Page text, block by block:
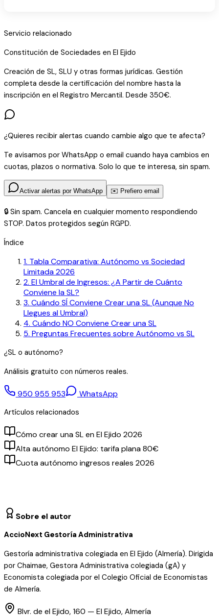
Servicio relacionado
Constitución de Sociedades en El Ejido
Creación de SL, SLU y otras formas jurídicas. Gestión
completa desde la certificación del nombre hasta la
inscripción en el Registro Mercantil. Desde 350€.
¿Quieres recibir alertas cuando cambie algo que te afecta?
Te avisamos por WhatsApp o email cuando haya cambios en
cuotas, plazos o normativa. Solo lo que te interesa, sin spam.
Activar alertas por WhatsApp ✉️ Prefiero email
🔒 Sin spam. Cancela en cualquier momento respondiendo
STOP. Datos protegidos según RGPD.
Índice
1. Tabla Comparativa: Autónomo vs Sociedad
Limitada 2026
2. El Umbral de Ingresos: ¿A Partir de Cuánto
Conviene la SL?
3. Cuándo SÍ Conviene Crear una SL (Aunque No
Llegues al Umbral)
4. Cuándo NO Conviene Crear una SL
5. Preguntas Frecuentes sobre Autónomo vs SL
¿SL o autónomo?
Análisis gratuito con números reales.
950 955 953 WhatsApp
Artículos relacionados
Cómo crear una SL en El Ejido 2026
Alta autónomo El Ejido: tarifa plana 80€
Cuota autónomo ingresos reales 2026
Sobre el autor
AccioNext Gestoría Administrativa
Gestoría administrativa colegiada en El Ejido (Almería). Dirigida
por Chaimae, Gestora Administrativa colegiada (gA) y
Economista colegiada por el Colegio Oficial de Economistas
de Almería.
Blvr. de el Ejido, 160 — El Ejido, Almería